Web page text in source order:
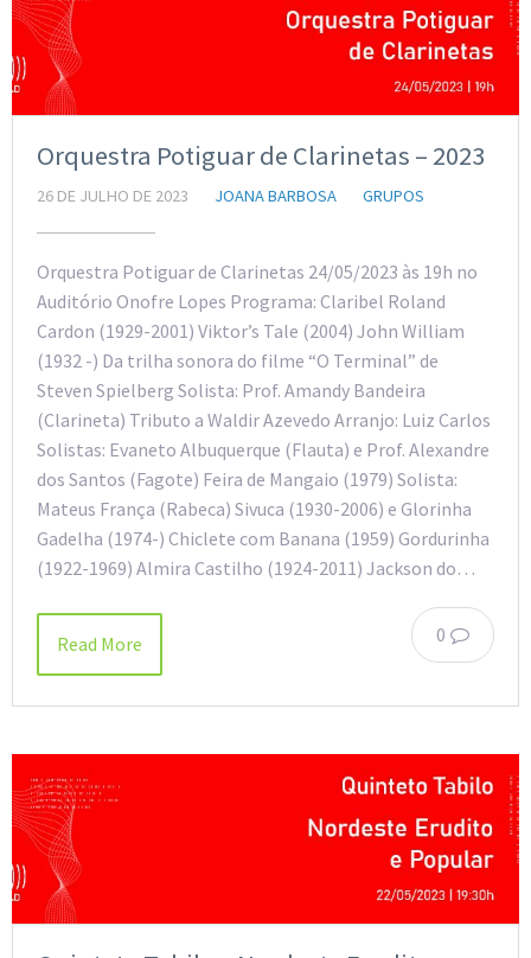
Orquestra Potiguar de Clarinetas – 2023
26 DE JULHO DE 2023 JOANA BARBOSA GRUPOS
Orquestra Potiguar de Clarinetas 24/05/2023 às 19h no
Auditório Onofre Lopes Programa: Claribel Roland
Cardon (1929-2001) Viktor’s Tale (2004) John William
(1932 -) Da trilha sonora do filme “O Terminal” de
Steven Spielberg Solista: Prof. Amandy Bandeira
(Clarineta) Tributo a Waldir Azevedo Arranjo: Luiz Carlos
Solistas: Evaneto Albuquerque (Flauta) e Prof. Alexandre
dos Santos (Fagote) Feira de Mangaio (1979) Solista:
Mateus França (Rabeca) Sivuca (1930-2006) e Glorinha
Gadelha (1974-) Chiclete com Banana (1959) Gordurinha
(1922-1969) Almira Castilho (1924-2011) Jackson do…
0
Read More